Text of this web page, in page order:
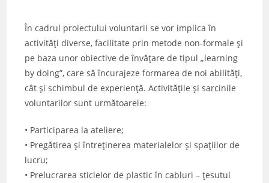
În cadrul proiectului voluntarii se vor implica în
activități diverse, facilitate prin metode non-formale și
pe baza unor obiective de învățare de tipul „learning
by doing”, care să încurajeze formarea de noi abilități,
cât și schimbul de experiență. Activitățile și sarcinile
voluntarilor sunt următoarele:
• Participarea la ateliere;
• Pregătirea și întreținerea materialelor și spațiilor de
lucru;
• Prelucrarea sticlelor de plastic în cabluri – țesutul